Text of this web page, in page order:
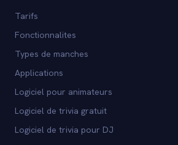
Tarifs
Fonctionnalites
Types de manches
Applications
Logiciel pour animateurs
Logiciel de trivia gratuit
Logiciel de trivia pour DJ